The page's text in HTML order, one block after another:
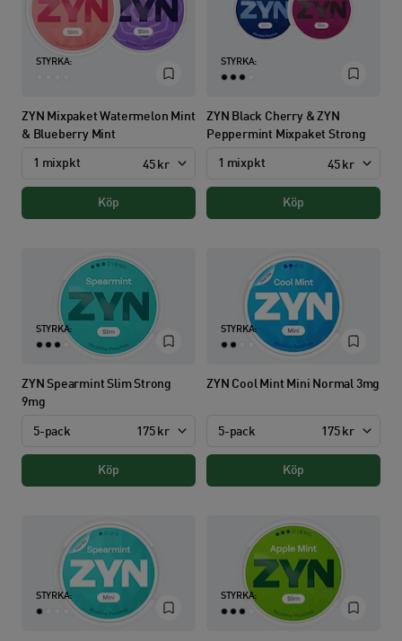
STYRKA:
ZYN Mixpaket Watermelon Mint
& Blueberry Mint
1 mixpkt 45 kr
Köp
STYRKA:
ZYN Black Cherry & ZYN
Peppermint Mixpaket Strong
1 mixpkt 45 kr
Köp
STYRKA:
ZYN Spearmint Slim Strong
9mg
5-pack 175 kr
Köp
STYRKA:
ZYN Cool Mint Mini Normal 3mg
5-pack 175 kr
Köp
STYRKA: STYRKA: